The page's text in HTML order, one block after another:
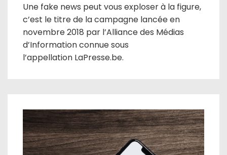
Une fake news peut vous exploser à la figure,
c’est le titre de la campagne lancée en
novembre 2018 par l’Alliance des Médias
d’Information connue sous
l’appellation LaPresse.be.